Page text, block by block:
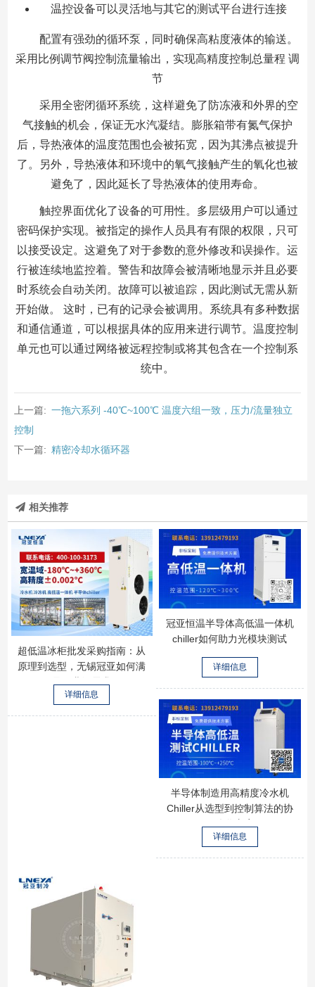
温控设备可以灵活地与其它的测试平台进行连接
配置有强劲的循环泵，同时确保高粘度液体的输送。
采用比例调节阀控制流量输出，实现高精度控制总量程 调
节
采用全密闭循环系统，这样避免了防冻液和外界的空
气接触的机会，保证无水汽凝结。膨胀箱带有氮气保护
后，导热液体的温度范围也会被拓宽，因为其沸点被提升
了。另外，导热液体和环境中的氧气接触产生的氧化也被
避免了，因此延长了导热液体的使用寿命。
触控界面优化了设备的可用性。多层级用户可以通过
密码保护实现。被指定的操作人员具有有限的权限，只可
以接受设定。这避免了对于参数的意外修改和误操作。运
行被连续地监控着。警告和故障会被清晰地显示并且必要
时系统会自动关闭。故障可以被追踪，因此测试无需从新
开始做。 这时，已有的记录会被调用。系统具有多种数据
和通信通道，可以根据具体的应用来进行调节。温度控制
单元也可以通过网络被远程控制或将其包含在一个控制系
统中。
上一篇: 一拖六系列 -40℃~100℃ 温度六组一致，压力/流量独立
控制
下一篇: 精密冷却水循环器
相关推荐
超低温冰柜批发采购指南：从
原理到选型，无锡冠亚如何满
足工业级需求
详细信息
冠亚恒温半导体高低温一体机
chiller如何助力光模块测试
详细信息
半导体制造用高精度冷水机
Chiller从选型到控制算法的协
详细信息